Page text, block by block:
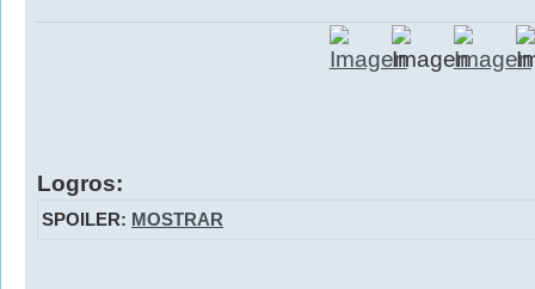
Logros:
SPOILER: MOSTRAR